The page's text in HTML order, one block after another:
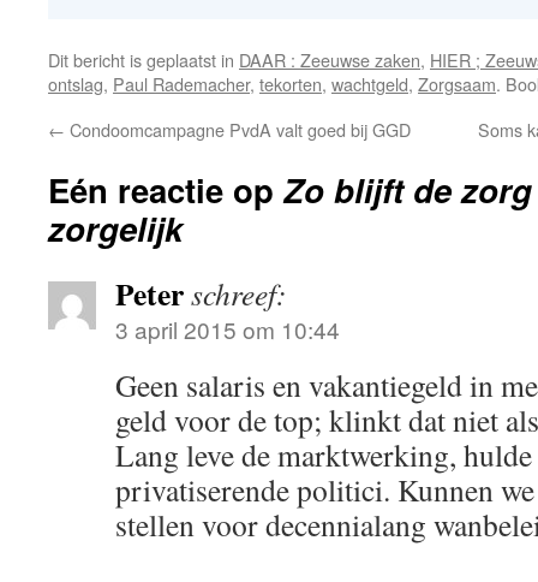
Dit bericht is geplaatst in DAAR : Zeeuwse zaken, HIER ;
ontslag, Paul Rademacher, tekorten, wachtgeld, Zorgsaam.
← Condoomcampagne PvdA valt goed bij GGD Soms
Eén reactie opZo blijft de
zorgelijk
Peterschreef:
3 april 2015 om 10:44
Geen salaris en vakantiegeld in
geld voor de top; klinkt dat niet
Lang leve de marktwerking, hulde
privatiserende politici. Kunnen
stellen voor decennialang